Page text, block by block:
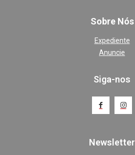
Sobre Nós
Expediente
Anuncie
Siga-nos
Newsletter